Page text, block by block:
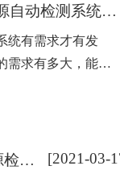
简单说说电源自动检测系统的广泛市场
统有需求才有发
需求有多大，能决
多大，或者说发展
电源自动检测系统
测的设备，是目前
我们应该如何选购适合的自动化电源检测系统呢？ [2021-03-